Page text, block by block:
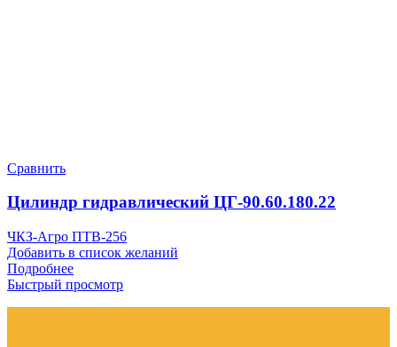
Сравнить
Цилиндр гидравлический ЦГ-90.60.180.22
ЧКЗ-Агро ПТВ-256
Добавить в список желаний
Подробнее
Быстрый просмотр